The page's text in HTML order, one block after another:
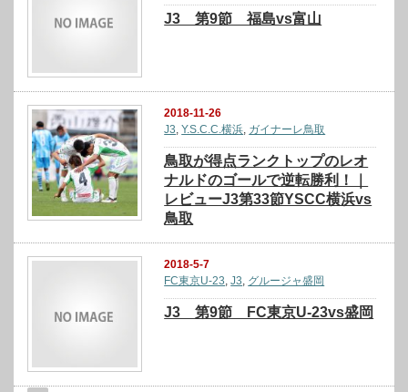
J3 第9節 福島vs富山
2018-11-26
J3,Y.S.C.C.横浜, ガイナーレ鳥取
鳥取が得点ランクトップのレオ
ナルドのゴールで逆転勝利！｜
レビューJ3第33節YSCC横浜vs
鳥取
2018-5-7
FC東京U-23,J3, グルージャ盛岡
J3 第9節 FC東京U-23vs盛岡